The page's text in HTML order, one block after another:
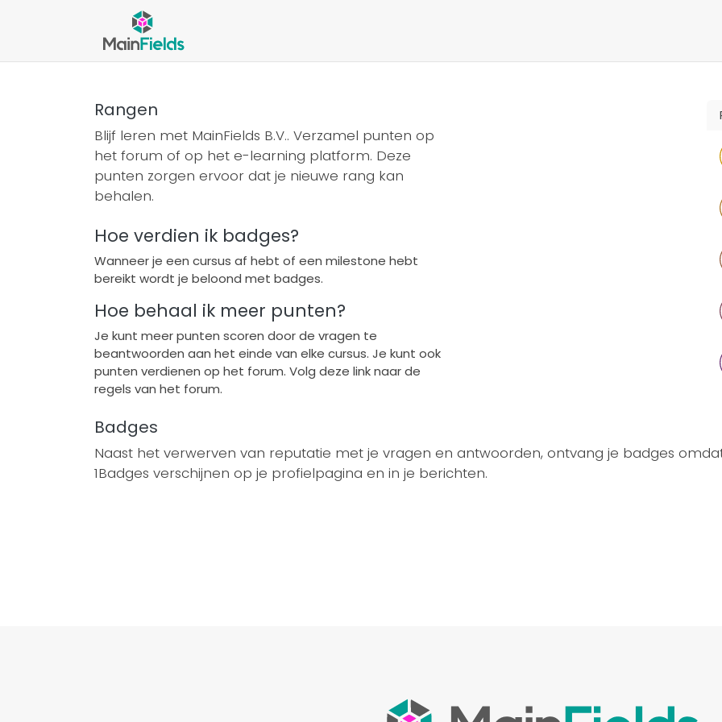
Rangen
Blijf leren met MainFields B.V.. Verzamel punten op
het forum of op het e-learning platform. Deze
punten zorgen ervoor dat je nieuwe rang kan
behalen.
Hoe verdien ik badges?
Wanneer je een cursus af hebt of een milestone hebt
bereikt wordt je beloond met badges.
Hoe behaal ik meer punten?
Je kunt meer punten scoren door de vragen te
beantwoorden aan het einde van elke cursus. Je kunt ook
punten verdienen op het forum. Volg deze link naar de
regels van het forum.
Badges
Naast het verwerven van reputatie met je vragen en antwoorden, ontvang je badges
1Badges verschijnen op je profielpagina en in je berichten.